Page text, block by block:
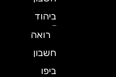
ביהוד
רואה
חשבון